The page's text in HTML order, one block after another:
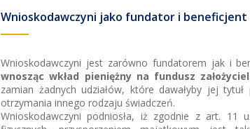
Wnioskodawczyni jako fundator i beneficjent
Wnioskodawczyni jest zarówno fundatorem jak i
wnosząc wkład pieniężny na fundusz
zamian żadnych udziałów, które dawałyby jej
otrzymania innego rodzaju świadczeń.
Wnioskodawczyni podniosła, iż zgodnie z art.